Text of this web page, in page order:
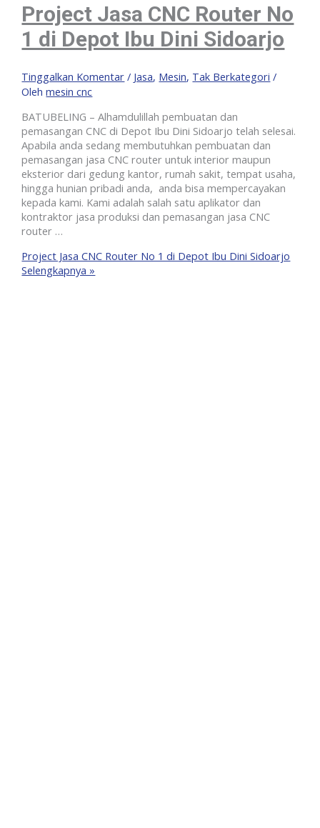
Project Jasa CNC Router No
1 di Depot Ibu Dini Sidoarjo
Tinggalkan Komentar / Jasa, Mesin, Tak Berkategori /
Olehmesin cnc
BATUBELING – Alhamdulillah pembuatan dan
pemasangan CNC di Depot Ibu Dini Sidoarjo telah selesai.
Apabila anda sedang membutuhkan pembuatan dan
pemasangan jasa CNC router untuk interior maupun
eksterior dari gedung kantor, rumah sakit, tempat usaha,
hingga hunian pribadi anda, anda bisa mempercayakan
kepada kami. Kami adalah salah satu aplikator dan
kontraktor jasa produksi dan pemasangan jasa CNC
router …
Project Jasa CNC Router No 1 di Depot Ibu Dini Sidoarjo
Selengkapnya »